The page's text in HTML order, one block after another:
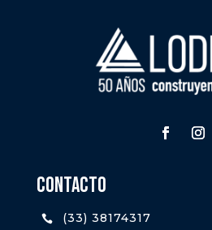
CONTACTO
 (33) 38174317